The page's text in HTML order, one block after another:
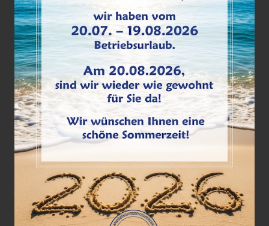
Adresse & Telefon
Restaurant Pathos Berlin
Hultschiner Damm 82
12623 Berlin